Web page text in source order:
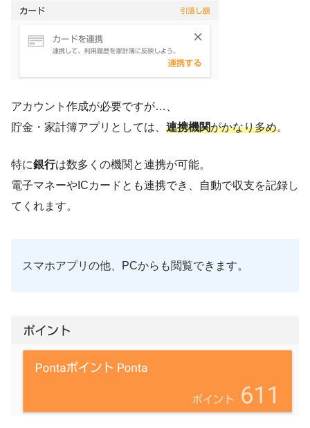
アカウント作成が必要ですが…、
貯金・家計簿アプリとしては、 連携機関がかなり多め。
特に銀行は数多くの機関と連携が可能。
電子マネーやICカードとも連携でき、自動で収支を記録し
てくれます。
スマホアプリの他、PCからも閲覧できます。